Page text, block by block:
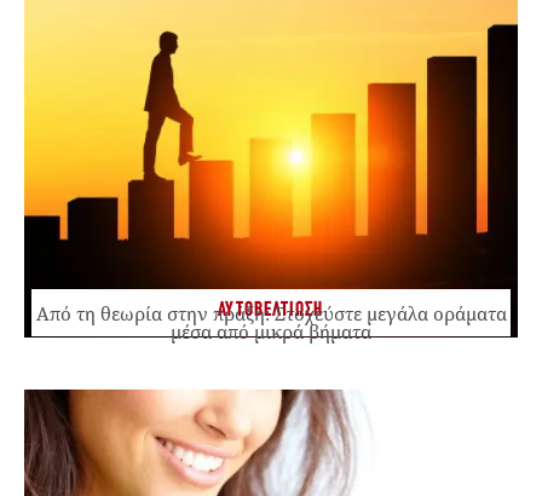
ΑΥΤΟΒΕΛΤΙΩΣΗ
Από τη θεωρία στην πράξη: Στοχεύστε μεγάλα οράματα
μέσα από μικρά βήματα